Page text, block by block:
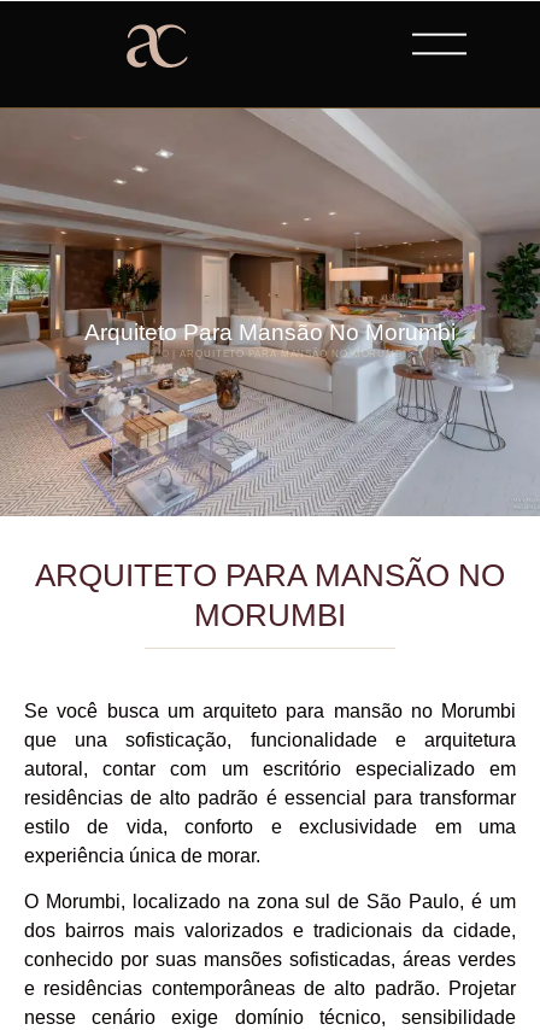
Arquiteto Para Mansão No Morumbi
INÍCIO |ARQUITETO PARA MANSÃO NO MORUMBI
ARQUITETO PARA MANSÃO NO
MORUMBI
Se você busca um arquiteto para mansão no Morumbi
que una sofisticação, funcionalidade e arquitetura
autoral, contar com um escritório especializado em
residências de alto padrão é essencial para transformar
estilo de vida, conforto e exclusividade em uma
experiência única de morar.
O Morumbi, localizado na zona sul de São Paulo, é um
dos bairros mais valorizados e tradicionais da cidade,
conhecido por suas mansões sofisticadas, áreas verdes
e residências contemporâneas de alto padrão. Projetar
nesse cenário exige domínio técnico, sensibilidade